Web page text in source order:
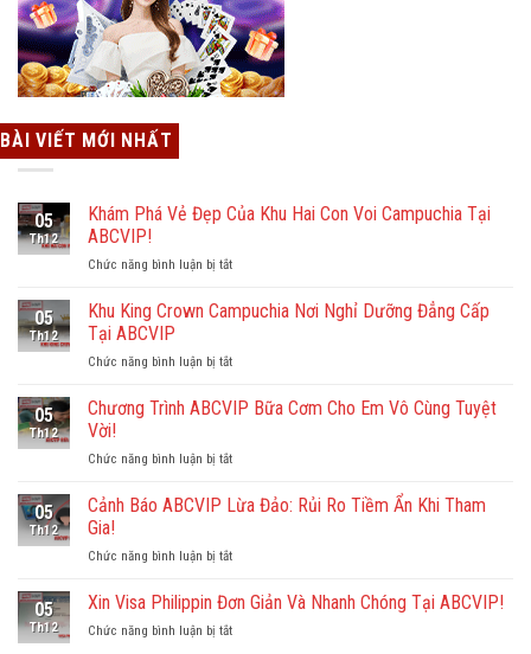
BÀI VIẾT MỚI NHẤT
05
Th12
Khám Phá Vẻ Đẹp Của Khu Hai Con Voi Campuchia Tại
ABCVIP!
Chức năng bình luận bị tắtở
Vẻ
Của
Hai
Campuchia
ABCVIP!
05
Th12
Khu King Crown Campuchia Nơi Nghỉ Dưỡng Đẳng Cấp
Tại ABCVIP
Chức năng bình luận bị tắtở
King
Crown
Nơi
Dưỡng
Tại
05
Th12
Chương Trình ABCVIP Bữa Cơm Cho Em Vô Cùng Tuyệt
Vời!
Chức năng bình luận bị tắtở
Trình
ABCVIP
Cơm
Em
Cùng
05
Th12
Cảnh Báo ABCVIP Lừa Đảo: Rủi Ro Tiềm Ẩn Khi Tham
Gia!
Chức năng bình luận bị tắtở
Báo
Lừa
05
Th12
Xin Visa Philippin Đơn Giản Và Nhanh Chóng Tại ABCVIP!
Chức năng bình luận bị tắtở